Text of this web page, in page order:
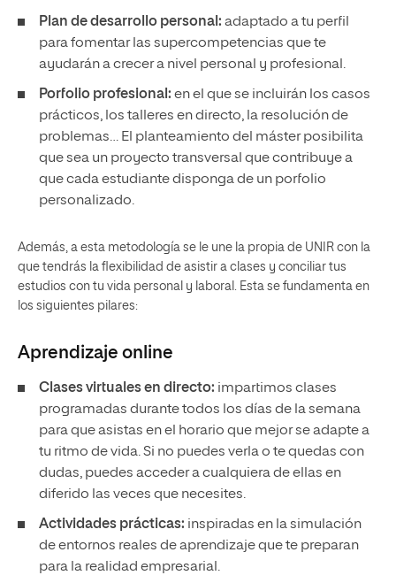
Plan de desarrollo personal: adaptado a tu perfil
para fomentar las supercompetencias que te
ayudarán a crecer a nivel personal y profesional.
Porfolio profesional: en el que se incluirán los casos
prácticos, los talleres en directo, la resolución de
problemas… El planteamiento del máster posibilita
que sea un proyecto transversal que contribuye a
que cada estudiante disponga de un porfolio
personalizado.
Además, a esta metodología se le une la propia de UNIR con la
que tendrás la flexibilidad de asistir a clases y conciliar tus
estudios con tu vida personal y laboral. Esta se fundamenta en
los siguientes pilares:
Aprendizaje online
Clases virtuales en directo: impartimos clases
programadas durante todos los días de la semana
para que asistas en el horario que mejor se adapte a
tu ritmo de vida. Si no puedes verla o te quedas con
dudas, puedes acceder a cualquiera de ellas en
diferido las veces que necesites.
Actividades prácticas: inspiradas en la simulación
de entornos reales de aprendizaje que te preparan
para la realidad empresarial.